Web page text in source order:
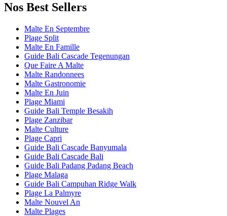
Nos Best Sellers
Malte En Septembre
Plage Split
Malte En Famille
Guide Bali Cascade Tegenungan
Que Faire A Malte
Malte Randonnees
Malte Gastronomie
Malte En Juin
Plage Miami
Guide Bali Temple Besakih
Plage Zanzibar
Malte Culture
Plage Capri
Guide Bali Cascade Banyumala
Guide Bali Cascade Bali
Guide Bali Padang Padang Beach
Plage Malaga
Guide Bali Campuhan Ridge Walk
Plage La Palmyre
Malte Nouvel An
Malte Plages